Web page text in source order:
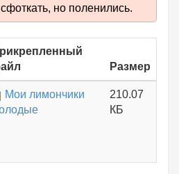
но поленились.
Размер
Мои лимончики
210.07
КБ